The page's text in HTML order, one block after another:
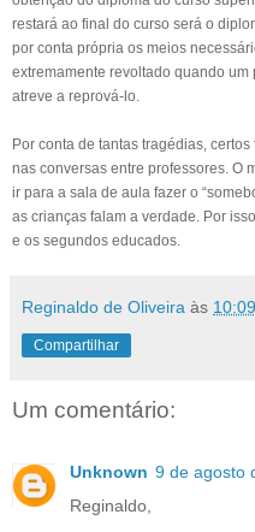
restará ao final do curso será o
por conta própria os meios
extremamente revoltado quando
atreve a reprová-lo.
Por conta de tantas tragédias,
nas conversas entre professores. O
ir para a sala de aula fazer o
as crianças falam a verdade. Por
e os segundos educados.
Reginaldo de Oliveira às 10:09
Compartilhar
Um comentário:
Unknown 9 de agosto
Reginaldo,